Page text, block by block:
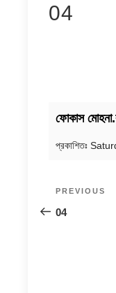
04
ফোকাস
প্রকাশিতঃ
Previous
Post
PREVIOUS
04